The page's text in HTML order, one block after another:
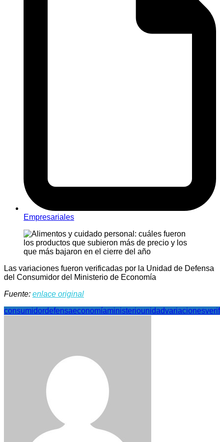
Empresariales
Las variaciones fueron verificadas por la Unidad de Defensa
del Consumidor del Ministerio de Economía
Fuente: enlace original
consumidordefensaeconomíaministeriounidadvariaciones